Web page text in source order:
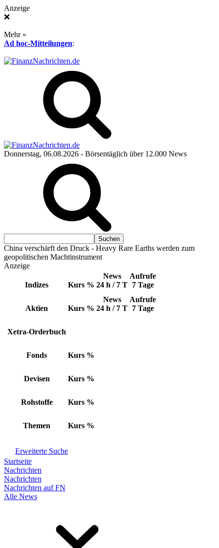
Anzeige
❌
Mehr »
Ad hoc-Mitteilungen:
Donnerstag, 06.08.2026 - Börsentäglich über 12.000 News
China verschärft den Druck - Heavy Rare Earths werden zum
geopolitischen Machtinstrument
Anzeige
Indizes Kurs %
News
24 h / 7 T
Aufrufe
7 Tage
Aktien Kurs %
News
24 h / 7 T
Aufrufe
7 Tage
Xetra-Orderbuch
Fonds Kurs %
Devisen Kurs %
Rohstoffe Kurs %
Themen Kurs %
Erweiterte Suche
Startseite
Nachrichten
Nachrichten
Nachrichten auf FN
Alle News